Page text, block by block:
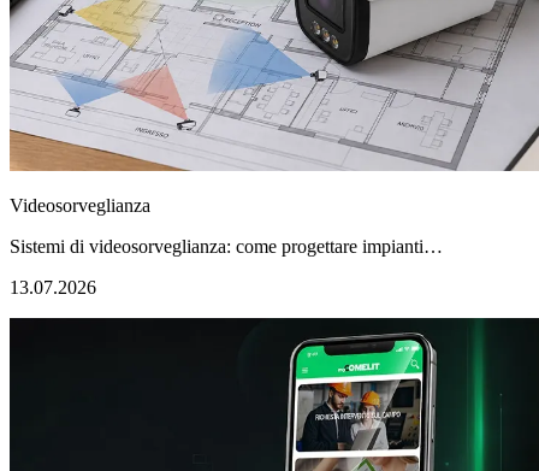
Videosorveglianza
Sistemi di videosorveglianza: come progettare impianti…
13.07.2026